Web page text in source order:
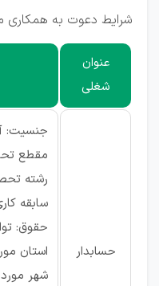
شرایط دعوت به همکاری
عنوان
شغلی
حسابدار
جنسیت:
مقطع
رشته
سابقه کاری: ۴
حقوق:
استان
شهر مورد